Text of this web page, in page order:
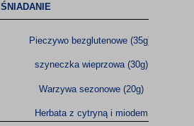
ŚNIADANIE
Pieczywo bezglutenowe (35g)/
szyneczka wieprzowa (30g)
Warzywa sezonowe (20g)
Herbata z cytryną i miodem